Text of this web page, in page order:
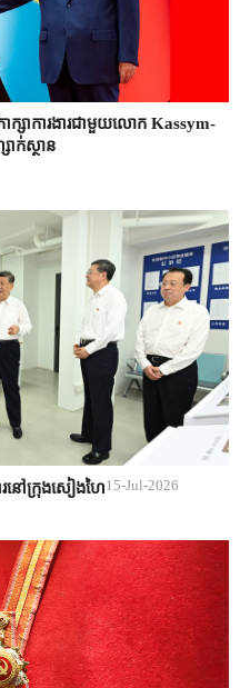
ក្សា​ការងារជាមួយ​លោក Kassym-
ក់ស្ថាន​
រនៅក្រុងសៀងហៃ15-Jul-2026